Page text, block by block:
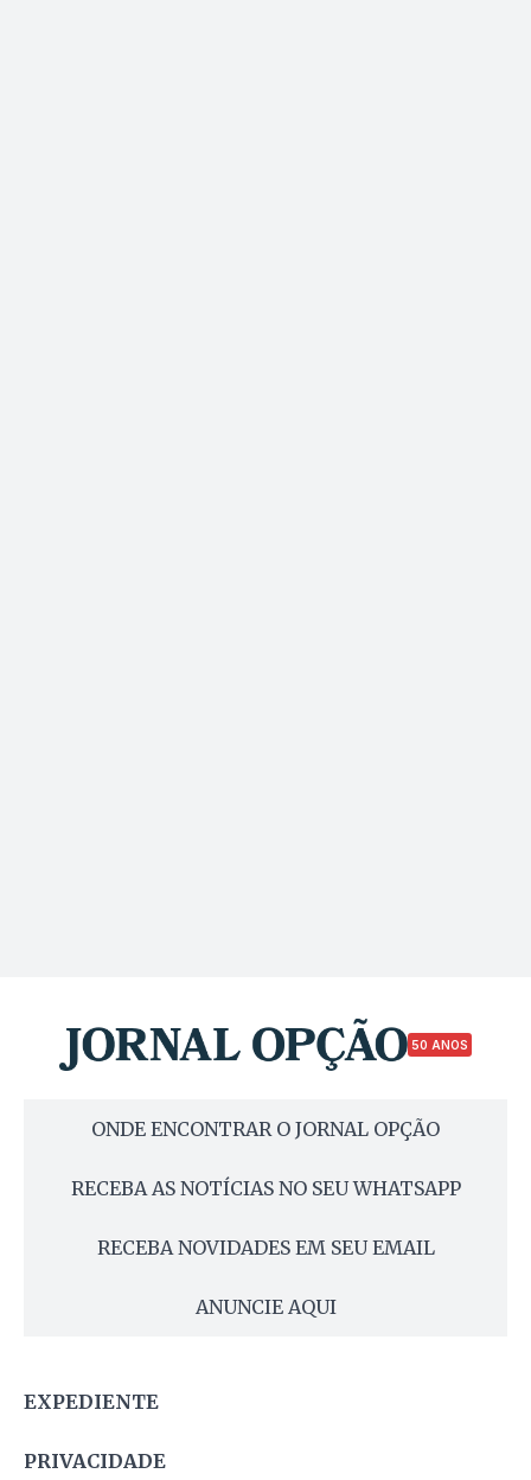
50 ANOS
ONDE ENCONTRAR O JORNAL OPÇÃO
RECEBA AS NOTÍCIAS NO SEU WHATSAPP
RECEBA NOVIDADES EM SEU EMAIL
ANUNCIE AQUI
EXPEDIENTE
PRIVACIDADE